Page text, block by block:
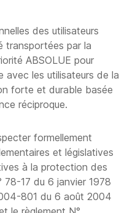
des utilisateurs
transportées par la
ABSOLUE pour
avec les utilisateurs de la
forte et durable basée
réciproque.
formellement
et législatives
à la protection des
17 du 6 janvier 1978
801 du 6 août 2004